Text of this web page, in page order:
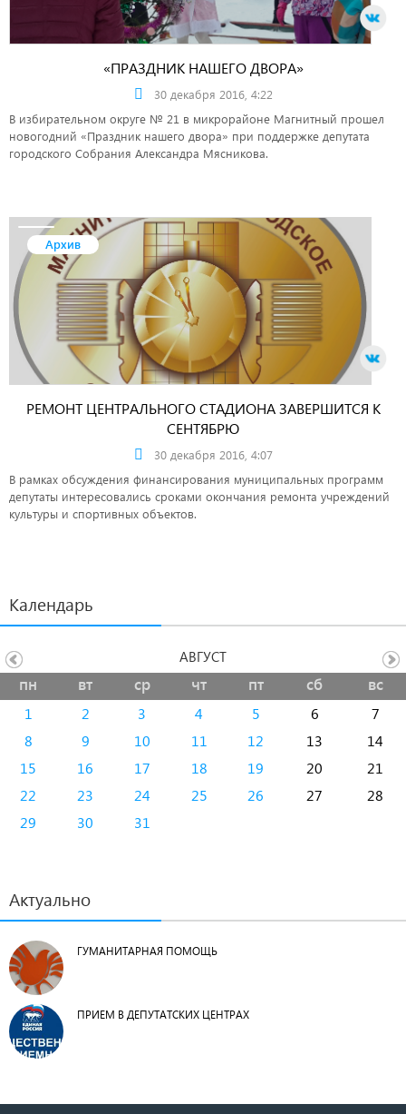
«ПРАЗДНИК НАШЕГО ДВОРА»
30 декабря 2016, 4:22
В избирательном округе № 21 в микрорайоне Магнитный прошел
новогодний «Праздник нашего двора» при поддержке депутата
городского Собрания Александра Мясникова.
Архив
РЕМОНТ ЦЕНТРАЛЬНОГО СТАДИОНА ЗАВЕРШИТСЯ К
СЕНТЯБРЮ
30 декабря 2016, 4:07
В рамках обсуждения финансирования муниципальных программ
депутаты интересовались сроками окончания ремонта учреждений
культуры и спортивных объектов.
Календарь
пн вт ср чт пт сб вс
1 2 3 4 5 6
7
8
9 10 11 12 13
14
15
16 17 18 19 20
21
22
23 24 25 26 27
28
29
30 31
АВГУСТ
Актуально
ГУМАНИТАРНАЯ ПОМОЩЬ
ПРИЕМ В ДЕПУТАТСКИХ ЦЕНТРАХ